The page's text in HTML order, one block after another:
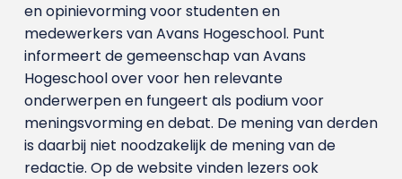
en opinievorming voor studenten en
medewerkers van Avans Hoge­school. Punt
informeert de gemeenschap van Avans
Hogeschool over voor hen relevante
onderwerpen en fungeert als podium voor
meningsvorming en debat. De mening van derden
is daarbij niet noodzakelijk de mening van de
redactie. Op de website vinden lezers ook